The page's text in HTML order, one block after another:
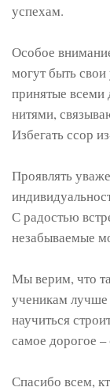
успехам.
Особое
могут быть
принятые всеми
нитями,
Избегать ссор
Проявлять
С радостью
незабываемые
Мы верим, что
ученикам лучше
научиться
самое дорогое
Спасибо всем,